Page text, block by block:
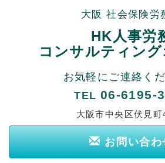
大阪 社会保険労
HK人事労
コンサルティン
お気軽にご連絡くだ
TEL 06-6195-
大阪市中央区伏見
お問い合わ